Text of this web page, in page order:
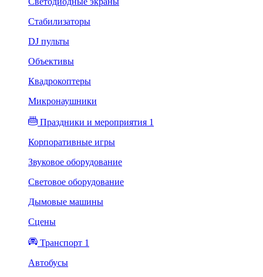
Стабилизаторы
DJ пульты
Объективы
Квадрокоптеры
Микронаушники
Праздники и мероприятия 1
Корпоративные игры
Звуковое оборудование
Световое оборудование
Дымовые машины
Сцены
Транспорт 1
Автобусы